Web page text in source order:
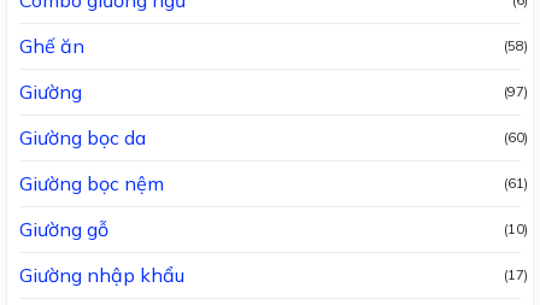
Ghế ăn (58)
Giường (97)
Giường bọc da (60)
Giường bọc nệm (61)
Giường gỗ (10)
Giường nhập khẩu (17)